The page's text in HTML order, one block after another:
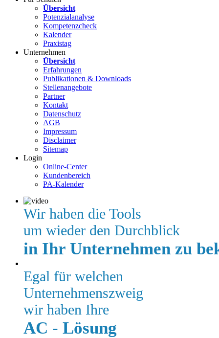
Übersicht
Potenzialanalyse
Kompetenzcheck
Kalender
Praxistag
Unternehmen
Übersicht
Erfahrungen
Publikationen & Downloads
Stellenangebote
Partner
Kontakt
Datenschutz
AGB
Impressum
Disclaimer
Sitemap
Login
Online-Center
Kundenbereich
PA-Kalender
Wir haben die Tools
um wieder den Durchblick
in Ihr Unternehmen zu
Egal für welchen
Unternehmenszweig
wir haben Ihre
AC - Lösung